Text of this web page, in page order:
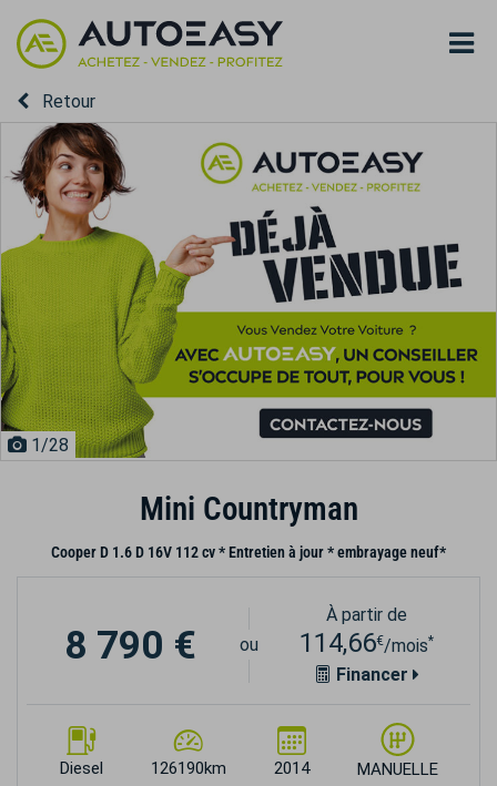
Retour
1/28
Mini Countryman
Cooper D 1.6 D 16V 112 cv * Entretien à jour * embrayage neuf*
Diesel 126190km 2014 MANUELLE
8 790 € ou
À partir de
114,66€/mois*
Financer